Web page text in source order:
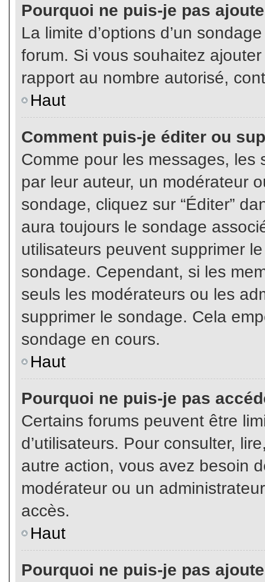
Pourquoi ne puis-je pas
La limite d’options d’un
forum. Si vous souhaitez
rapport au nombre autorisé,
Haut
Comment puis-je éditer ou
Comme pour les messages,
par leur auteur, un modérateur
sondage, cliquez sur “Éditer”
aura toujours le sondage
utilisateurs peuvent supprimer
sondage. Cependant, si les
seuls les modérateurs ou les
supprimer le sondage. Cela
sondage en cours.
Haut
Pourquoi ne puis-je pas
Certains forums peuvent être
d’utilisateurs. Pour consulter,
autre action, vous avez besoin
modérateur ou un
accès.
Haut
Pourquoi ne puis-je pas